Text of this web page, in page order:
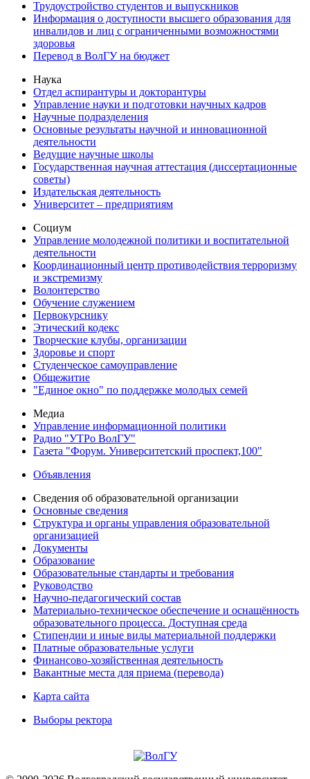
Трудоустройство студентов и выпускников
Информация о доступности высшего образования для
инвалидов и лиц с ограниченными возможностями
здоровья
Перевод в ВолГУ на бюджет
Наука
Отдел аспирантуры и докторантуры
Управление науки и подготовки научных кадров
Научные подразделения
Основные результаты научной и инновационной
деятельности
Ведущие научные школы
Государственная научная аттестация (диссертационные
советы)
Издательская деятельность
Университет – предприятиям
Социум
Управление молодежной политики и воспитательной
деятельности
Координационный центр противодействия терроризму
и экстремизму
Волонтерство
Обучение служением
Первокурснику
Этический кодекс
Творческие клубы, организации
Здоровье и спорт
Студенческое самоуправление
Общежитие
"Единое окно" по поддержке молодых семей
Медиа
Управление информационной политики
Радио "УТРо ВолГУ"
Газета "Форум. Университетский проспект,100"
Объявления
Сведения об образовательной организации
Основные сведения
Структура и органы управления образовательной
организацией
Документы
Образование
Образовательные стандарты и требования
Руководство
Научно-педагогический состав
Материально-техническое обеспечение и оснащённость
образовательного процесса. Доступная среда
Стипендии и иные виды материальной поддержки
Платные образовательные услуги
Финансово-хозяйственная деятельность
Вакантные места для приема (перевода)
Карта сайта
Выборы ректора